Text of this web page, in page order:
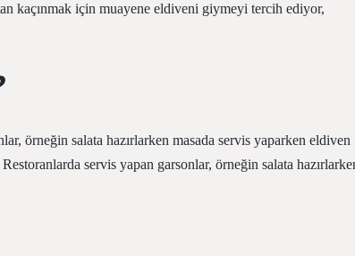
kaçınmak için muayene eldiveni giymeyi tercih ediyor,
örneğin salata hazırlarken masada servis yaparken eldiven
servis yapan garsonlar, örneğin salata